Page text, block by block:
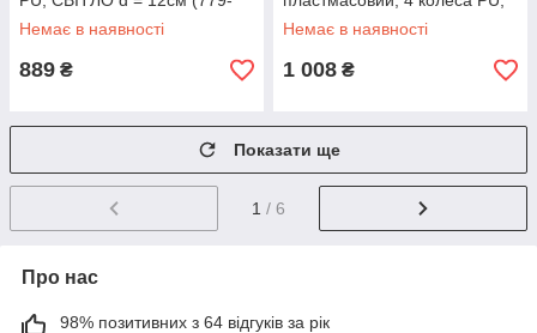
1341)
Немає в наявності
889 ₴
СВІТЛО d = 12см (779-1328)
Немає в наявності
1 008 ₴
Показати ще
1 / 6
Про нас
98% позитивних з 64 відгуків за рік